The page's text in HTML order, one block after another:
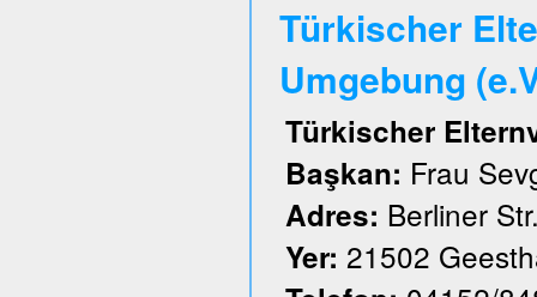
Türkischer
Umgebung
Türkischer
Başkan: Frau
Adres: Berliner
Yer: 21502